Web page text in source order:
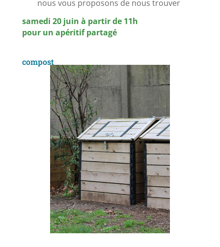
nous vous proposons de nous trouver
samedi 20 juin à partir de 11h
pour un apéritif partagé
compost